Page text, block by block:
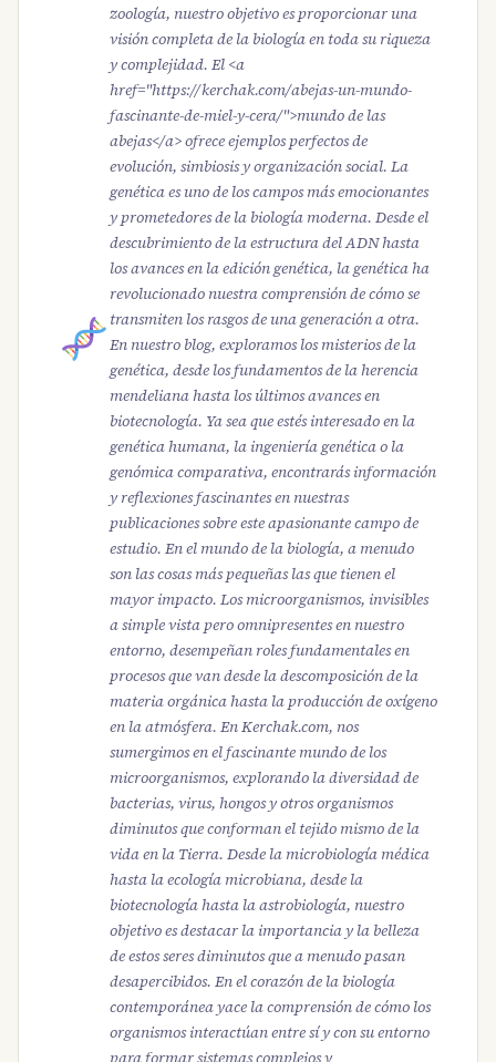
zoología, nuestro objetivo es proporcionar una
visión completa de la biología en toda su riqueza
y complejidad. El <a
href="https://kerchak.com/abejas-un-mundo-
fascinante-de-miel-y-cera/">mundo de las
abejas</a> ofrece ejemplos perfectos de
evolución, simbiosis y organización social. La
genética es uno de los campos más emocionantes
y prometedores de la biología moderna. Desde el
descubrimiento de la estructura del ADN hasta
los avances en la edición genética, la genética ha
revolucionado nuestra comprensión de cómo se
transmiten los rasgos de una generación a otra.
En nuestro blog, exploramos los misterios de la
genética, desde los fundamentos de la herencia
mendeliana hasta los últimos avances en
biotecnología. Ya sea que estés interesado en la
genética humana, la ingeniería genética o la
genómica comparativa, encontrarás información
y reflexiones fascinantes en nuestras
publicaciones sobre este apasionante campo de
estudio. En el mundo de la biología, a menudo
son las cosas más pequeñas las que tienen el
mayor impacto. Los microorganismos, invisibles
a simple vista pero omnipresentes en nuestro
entorno, desempeñan roles fundamentales en
procesos que van desde la descomposición de la
materia orgánica hasta la producción de oxígeno
en la atmósfera. En Kerchak.com, nos
sumergimos en el fascinante mundo de los
microorganismos, explorando la diversidad de
bacterias, virus, hongos y otros organismos
diminutos que conforman el tejido mismo de la
vida en la Tierra. Desde la microbiología médica
hasta la ecología microbiana, desde la
biotecnología hasta la astrobiología, nuestro
objetivo es destacar la importancia y la belleza
de estos seres diminutos que a menudo pasan
desapercibidos. En el corazón de la biología
contemporánea yace la comprensión de cómo los
organismos interactúan entre sí y con su entorno
para formar sistemas complejos y